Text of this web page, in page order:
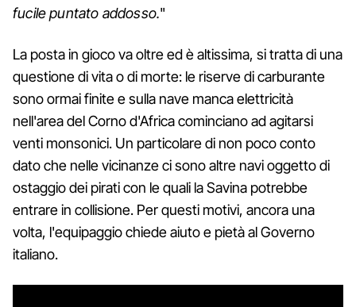
fucile puntato addosso."
La posta in gioco va oltre ed è altissima, si tratta di una
questione di vita o di morte: le riserve di carburante
sono ormai finite e sulla nave manca elettricità
nell'area del Corno d'Africa cominciano ad agitarsi
venti monsonici. Un particolare di non poco conto
dato che nelle vicinanze ci sono altre navi oggetto di
ostaggio dei pirati con le quali la Savina potrebbe
entrare in collisione. Per questi motivi, ancora una
volta, l'equipaggio chiede aiuto e pietà al Governo
italiano.